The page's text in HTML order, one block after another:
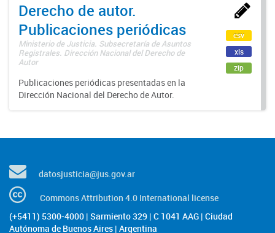
Derecho de autor.
Publicaciones periódicas
Ministerio de Justicia. Subsecretaría de Asuntos
Registrales. Dirección Nacional del Derecho de
Autor
Publicaciones periódicas presentadas en la
Dirección Nacional del Derecho de Autor.
csv
xls
zip
datosjusticia@jus.gov.ar
Commons Attribution 4.0 International license
(+5411) 5300-4000 | Sarmiento 329 | C 1041 AAG | Ciudad
Autónoma de Buenos Aires | Argentina